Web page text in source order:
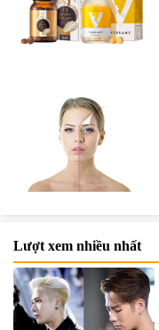
Lượt xem nhiều nhất